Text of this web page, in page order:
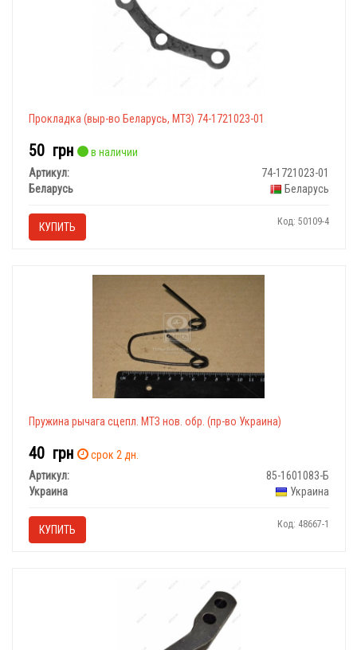
Прокладка (выр-во Беларусь, МТЗ) 74-1721023-01
50 грн
в наличии
Артикул:
74-1721023-01
Беларусь
Беларусь
КУПИТЬ Код: 50109-4
Пружина рычага сцепл. МТЗ нов. обр. (пр-во Украина)
40 грн
срок 2 дн.
Артикул:
85-1601083-Б
Украина
Украина
КУПИТЬ Код: 48667-1